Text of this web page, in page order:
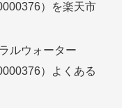
）を楽天市
ルウォーター
）よくある